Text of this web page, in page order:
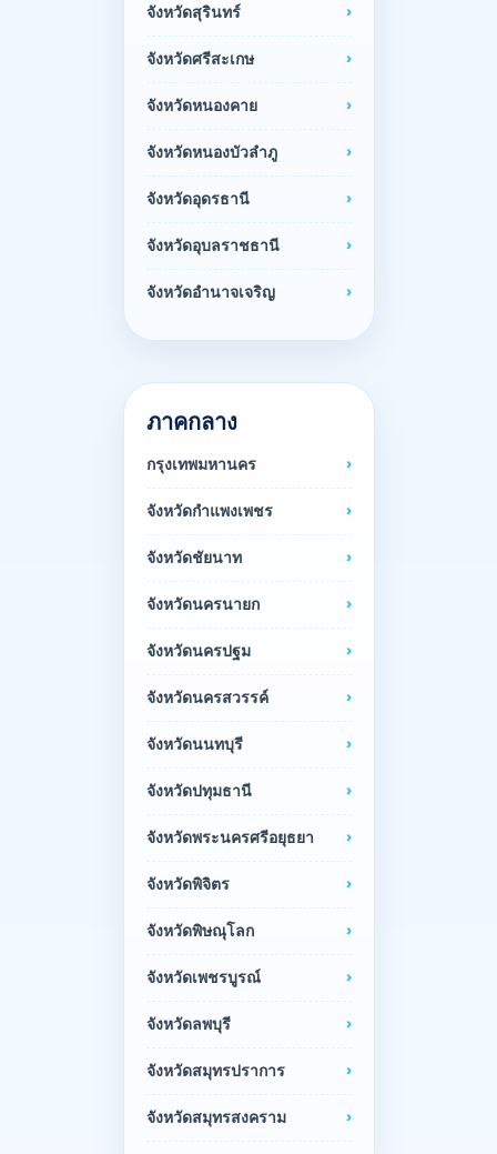
จังหวัดสุรินทร์
จังหวัดศรีสะเกษ
จังหวัดหนองคาย
จังหวัดหนองบัวลำภู
จังหวัดอุดรธานี
จังหวัดอุบลราชธานี
จังหวัดอำนาจเจริญ
ภาคกลาง
กรุงเทพมหานคร
จังหวัดกำแพงเพชร
จังหวัดชัยนาท
จังหวัดนครนายก
จังหวัดนครปฐม
จังหวัดนครสวรรค์
จังหวัดนนทบุรี
จังหวัดปทุมธานี
จังหวัดพระนครศรีอยุธยา
จังหวัดพิจิตร
จังหวัดพิษณุโลก
จังหวัดเพชรบูรณ์
จังหวัดลพบุรี
จังหวัดสมุทรปราการ
จังหวัดสมุทรสงคราม